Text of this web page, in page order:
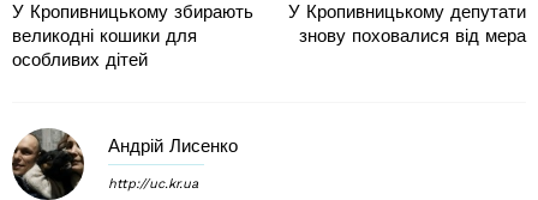
У Кропивницькому збирають
великодні кошики для
особливих дітей
У Кропивницькому депутати
знову поховалися від мера
Андрій Лисенко
http://uc.kr.ua